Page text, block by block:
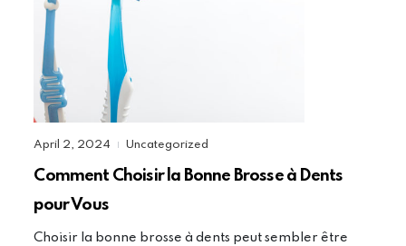
April 2, 2024 Uncategorized
Comment Choisir la Bonne Brosse à Dents
pour Vous
Choisir la bonne brosse à dents peut sembler être